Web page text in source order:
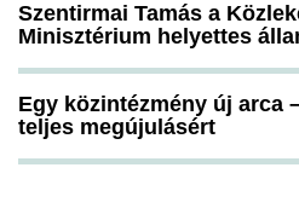
Szentirmai Tamás a
Minisztérium helyettes
Egy közintézmény új arca
teljes megújulásért